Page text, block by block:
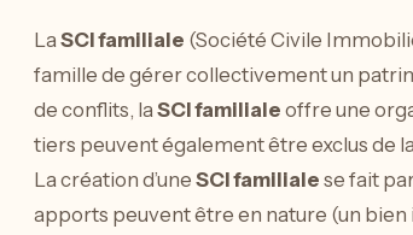
La SCI familiale (Société Civile
famille de gérer collectivement un
de conflits, la SCI familiale offre une
tiers peuvent également être exclus de
La création d’une SCI familiale se fait
apports peuvent être en nature (un